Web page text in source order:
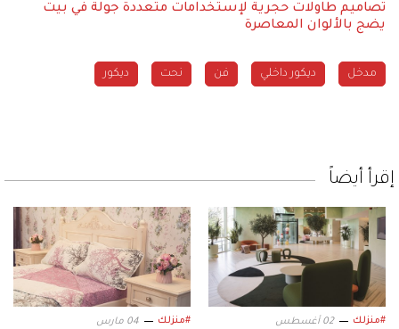
تصاميم طاولات حجرية لإستخدامات متعددة جولة في بيت
يضج بالألوان المعاصرة
مدخل ديكور داخلي فن نحت ديكور
إقرأ أيضاً
#منزلك 02 أغسطس #منزلك 04 مارس